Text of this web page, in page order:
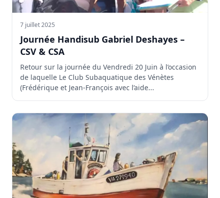
7 juillet 2025
Journée Handisub Gabriel Deshayes –
CSV & CSA
Retour sur la journée du Vendredi 20 Juin à l’occasion
de laquelle Le Club Subaquatique des Vénètes
(Frédérique et Jean-François avec l’aide...